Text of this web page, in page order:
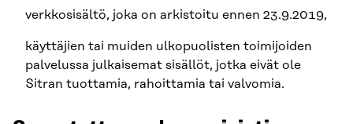
verkkosisältö, joka on arkistoitu ennen 23.9.2019,
käyttäjien tai muiden ulkopuolisten toimijoiden
palvelussa julkaisemat sisällöt, jotka eivät ole
Sitran tuottamia, rahoittamia tai valvomia.